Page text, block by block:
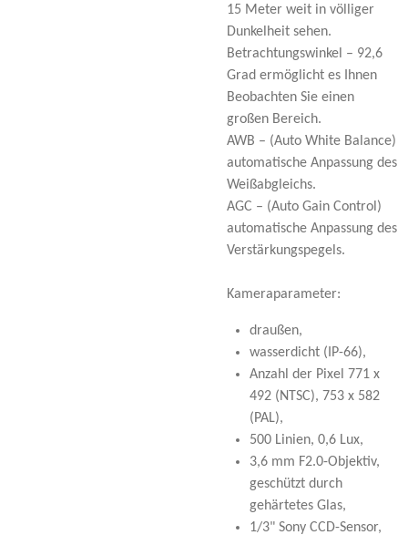
15 Meter weit in völliger
Dunkelheit sehen.
Betrachtungswinkel – 92,6
Grad ermöglicht es Ihnen
Beobachten Sie einen
großen Bereich.
AWB – (Auto White Balance)
automatische Anpassung des
Weißabgleichs.
AGC – (Auto Gain Control)
automatische Anpassung des
Verstärkungspegels.
Kameraparameter:
draußen,
wasserdicht (IP-66),
Anzahl der Pixel 771 x
492 (NTSC), 753 x 582
(PAL),
500 Linien, 0,6 Lux,
3,6 mm F2.0-Objektiv,
geschützt durch
gehärtetes Glas,
1/3" Sony CCD-Sensor,